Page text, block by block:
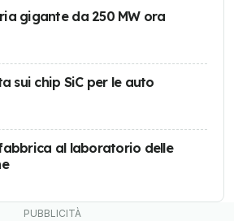
gigante da 250 MW ora
sui chip SiC per le auto
al laboratorio delle